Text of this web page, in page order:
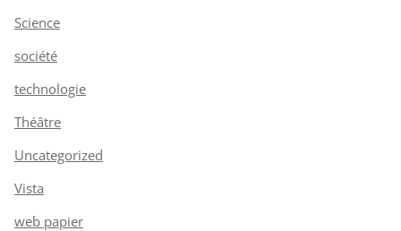
Science
société
technologie
Théâtre
Uncategorized
Vista
web papier